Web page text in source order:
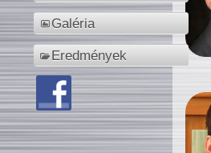
Galéria
Eredmények